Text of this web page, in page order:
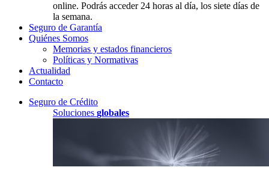
online. Podrás acceder 24 horas al día, los siete días de
la semana.
Seguro de Garantía
Quiénes Somos
Memorias y estados financieros
Políticas y Normativas
Actualidad
Contacto
Seguro de Crédito
Soluciones globales